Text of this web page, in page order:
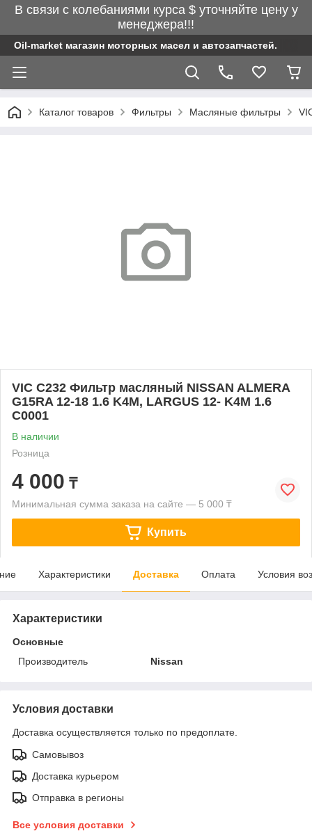
В связи с колебаниями курса $ уточняйте цену у
менеджера!!!
Oil-market магазин моторных масел и автозапчастей.
Каталог товаров Фильтры Масляные фильтры
VIC C232 Фильтр масляный NISSAN ALMERA
G15RA 12-18 1.6 K4M, LARGUS 12- K4M 1.6
C0001
В наличии
Розница
4 000 ₸
Минимальная сумма заказа на сайте — 5 000 ₸
Купить
Характеристики Доставка Оплата Условия
Характеристики
Основные
Производитель
Nissan
Условия доставки
Доставка осуществляется только по предоплате.
Самовывоз
Доставка курьером
Отправка в регионы
Все условия доставки